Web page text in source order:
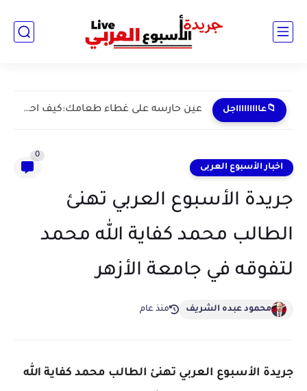
📁عاااااااااجل عين حارسه على غطاء طعامك:كيف احبطت "صحه القاهره"مخاطر آلاف الاطنان...
اخبار الأسبوع العربى
0
جريدة الأسبوع العربي تهنئ
الطالب محمد كفاية الله محمد
لتفوقه في جامعة الأزهر
محمود عبده الشريف منذ عام
جريدة الأسبوع العربي تهنئ الطالب محمد كفاية الله